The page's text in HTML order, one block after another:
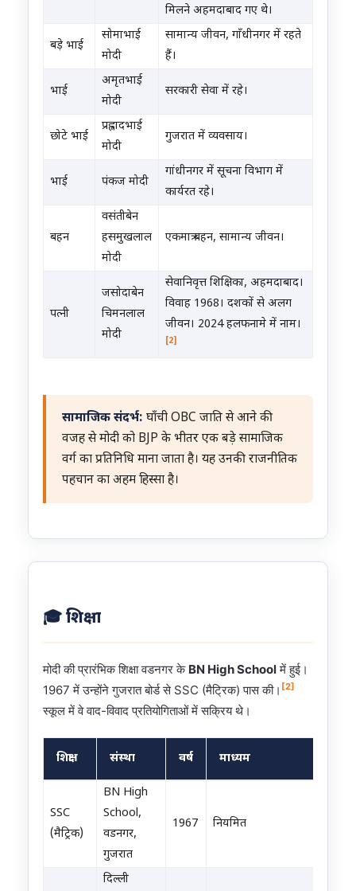
मिलने अहमदाबाद गए थे।
बड़े भाई
सोमाभाई
मोदी
सामान्य जीवन, गाँधीनगर में रहते
हैं।
भाई
अमृतभाई
मोदी
सरकारी सेवा में रहे।
छोटे भाई
प्रह्लादभाई
मोदी
गुजरात में व्यवसाय।
भाई पंकज मोदी
गांधीनगर में सूचना विभाग में
कार्यरत रहे।
बहन
वसंतीबेन
हसमुखलाल
मोदी
एकमात्र बहन, सामान्य जीवन।
पत्नी
जसोदाबेन
चिमनलाल
मोदी
सेवानिवृत्त शिक्षिका, अहमदाबाद।
विवाह 1968। दशकों से अलग
जीवन। 2024 हलफनामे में नाम।
[2]
सामाजिक संदर्भ: घाँची OBC जाति से आने की
वजह से मोदी को BJP के भीतर एक बड़े सामाजिक
वर्ग का प्रतिनिधि माना जाता है। यह उनकी राजनीतिक
पहचान का अहम हिस्सा है।
🎓 शिक्षा
मोदी की प्रारंभिक शिक्षा वडनगर के BN High Schoolमें हुई।
1967 में उन्होंने गुजरात बोर्ड से SSC (मैट्रिक) पास की। [2]
स्कूल में वे वाद-विवाद प्रतियोगिताओं में सक्रिय थे।
नरेंद्र मोदी की शैक्षणिक योग्यता
शिक्षा संस्था वर्ष माध्यम
SSC
(मैट्रिक)
BN High
School,
वडनगर,
गुजरात
1967 नियमित
दिल्ली